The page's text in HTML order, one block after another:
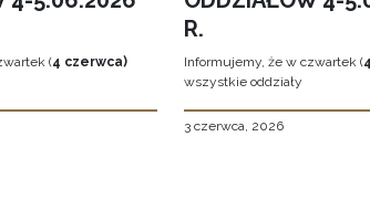
(4 czerwca)
R.
Informujemy, że w czwartek (
wszystkie oddziały
3 czerwca, 2026